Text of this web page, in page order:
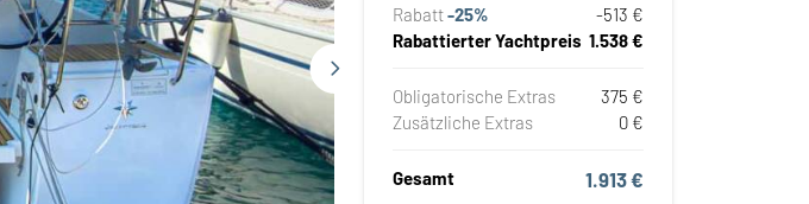
Rabatt-25%
-513 €
Rabattierter Yachtpreis 1.538 €
Obligatorische Extras
375 €
Zusätzliche Extras
0 €
Gesamt 1.913 €